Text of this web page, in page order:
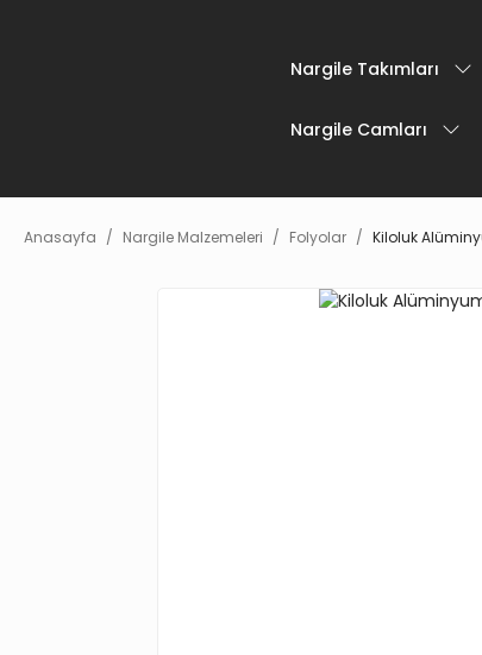
Nargile Takımları
Nargile Camları
Anasayfa Nargile Malzemeleri Folyolar Kiloluk